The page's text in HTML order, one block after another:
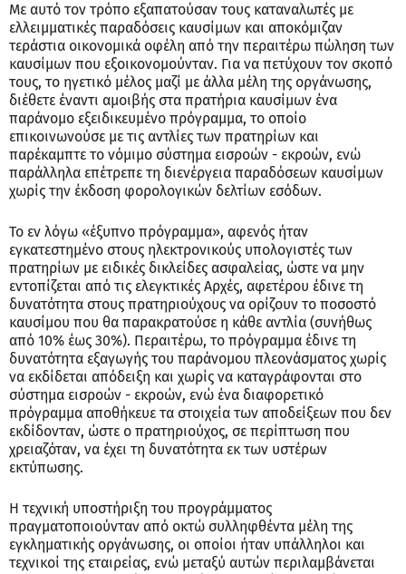
Με αυτό τον τρόπο εξαπατούσαν τους καταναλωτές με
ελλειμματικές παραδόσεις καυσίμων και αποκόμιζαν
τεράστια οικονομικά οφέλη από την περαιτέρω πώληση των
καυσίμων που εξοικονομούνταν. Για να πετύχουν τον σκοπό
τους, το ηγετικό μέλος μαζί με άλλα μέλη της οργάνωσης,
διέθετε έναντι αμοιβής στα πρατήρια καυσίμων ένα
παράνομο εξειδικευμένο πρόγραμμα, το οποίο
επικοινωνούσε με τις αντλίες των πρατηρίων και
παρέκαμπτε το νόμιμο σύστημα εισροών - εκροών, ενώ
παράλληλα επέτρεπε τη διενέργεια παραδόσεων καυσίμων
χωρίς την έκδοση φορολογικών δελτίων εσόδων.
Το εν λόγω «έξυπνο πρόγραμμα», αφενός ήταν
εγκατεστημένο στους ηλεκτρονικούς υπολογιστές των
πρατηρίων με ειδικές δικλείδες ασφαλείας, ώστε να μην
εντοπίζεται από τις ελεγκτικές Αρχές, αφετέρου έδινε τη
δυνατότητα στους πρατηριούχους να ορίζουν το ποσοστό
καυσίμου που θα παρακρατούσε η κάθε αντλία (συνήθως
από 10% έως 30%). Περαιτέρω, το πρόγραμμα έδινε τη
δυνατότητα εξαγωγής του παράνομου πλεονάσματος χωρίς
να εκδίδεται απόδειξη και χωρίς να καταγράφονται στο
σύστημα εισροών - εκροών, ενώ ένα διαφορετικό
πρόγραμμα αποθήκευε τα στοιχεία των αποδείξεων που δεν
εκδίδονταν, ώστε ο πρατηριούχος, σε περίπτωση που
χρειαζόταν, να έχει τη δυνατότητα εκ των υστέρων
εκτύπωσης.
Η τεχνική υποστήριξη του προγράμματος
πραγματοποιούνταν από οκτώ συλληφθέντα μέλη της
εγκληματικής οργάνωσης, οι οποίοι ήταν υπάλληλοι και
τεχνικοί της εταιρείας, ενώ μεταξύ αυτών περιλαμβάνεται